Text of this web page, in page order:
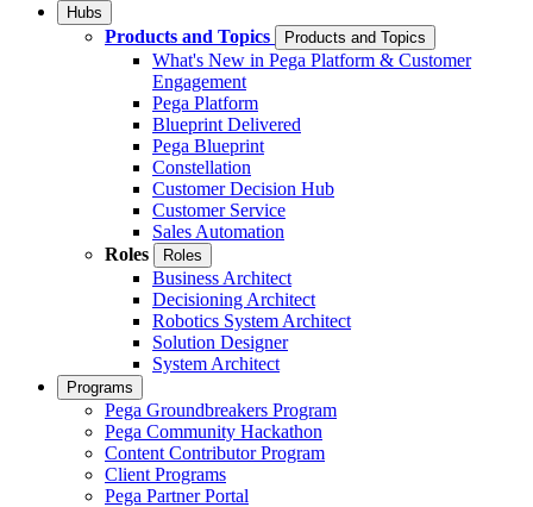
Hubs
Products and Topics Products and Topics
What's New in Pega Platform & Customer
Engagement
Pega Platform
Blueprint Delivered
Pega Blueprint
Constellation
Customer Decision Hub
Customer Service
Sales Automation
Roles
Roles
Business Architect
Decisioning Architect
Robotics System Architect
Solution Designer
System Architect
Programs
Pega Groundbreakers Program
Pega Community Hackathon
Content Contributor Program
Client Programs
Pega Partner Portal